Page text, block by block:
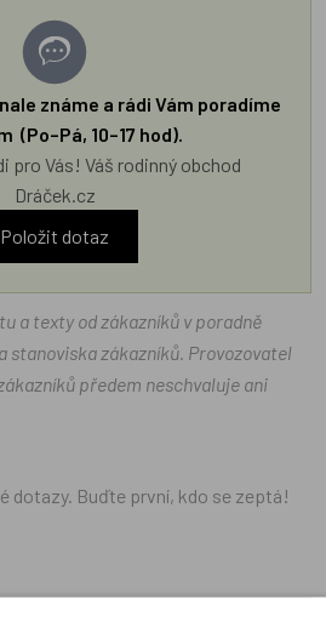
známe a rádi Vám poradíme
(Po–Pá, 10–17 hod).
pro Vás! Váš rodinný obchod
Dráček.cz
Položit dotaz
a texty od zákazníků v poradně
stanoviska zákazníků. Provozovatel
předem neschvaluje ani
dotazy. Buďte první, kdo se zeptá!